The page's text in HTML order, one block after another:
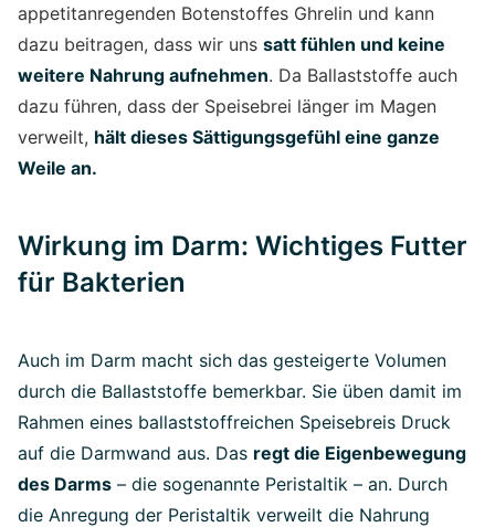
appetitanregenden Botenstoffes Ghrelin und kann
dazu beitragen, dass wir uns satt fühlen und keine
weitere Nahrung aufnehmen. Da Ballaststoffe auch
dazu führen, dass der Speisebrei länger im Magen
verweilt, hält dieses Sättigungsgefühl eine ganze
Weile an.
Wirkung im Darm: Wichtiges Futter
für Bakterien
Auch im Darm macht sich das gesteigerte Volumen
durch die Ballaststoffe bemerkbar. Sie üben damit im
Rahmen eines ballaststoffreichen Speisebreis Druck
auf die Darmwand aus. Das regt die Eigenbewegung
des Darms – die sogenannte Peristaltik – an. Durch
die Anregung der Peristaltik verweilt die Nahrung